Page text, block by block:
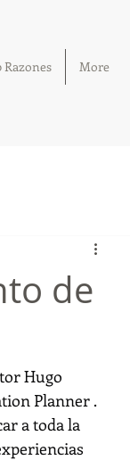
Razones More
de
Hugo
Planner .
a toda la